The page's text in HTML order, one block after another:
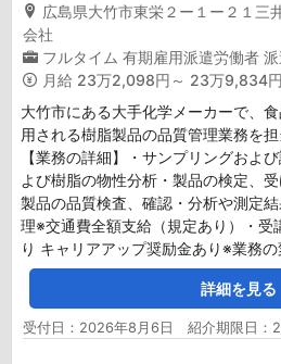
広島県大竹市東栄２ー１ー２１三
会社
フルタイム 有期雇用派遣労働者
月給 23万2,098円～ 23万9,834円
大竹市にある大手化学メーカーで、
用される樹脂製品の品質管理業務を担
【業務の詳細】・サンプリングおよ
よび樹脂の物性分析・製品の検定、
製品の品質検査、確認・分析や測定
理※交通費全額支給（規定あり）・受
り キャリアアップ奨励金あり※業務
詳細を見る
受付日：2026年8月6日 紹介期限日：